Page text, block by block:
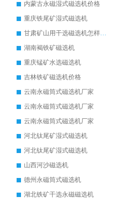
内蒙古永磁湿式磁选机价格
重庆铁尾矿湿式磁选机
甘肃矿山用干选磁选机怎样调磁
湖南褐铁矿磁选机
重庆锰矿水选磁选机
吉林铁矿磁选机价格
云南永磁筒式磁选机厂家
云南永磁筒式磁选机厂家
云南永磁筒式磁选机厂家
河北钛尾矿湿式磁选机
河北钛尾矿湿式磁选机
山西河沙磁选机
德州永磁筒式磁选机
湖北铁矿干选永磁磁选机